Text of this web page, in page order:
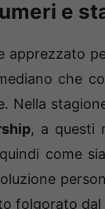
e
apprezzato
che
Nella
, a questi
come
folgorato